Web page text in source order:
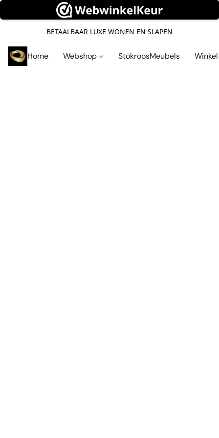
BETAALBAAR LUXE WONEN EN SLAPEN
Home Webshop StokroosMeubels